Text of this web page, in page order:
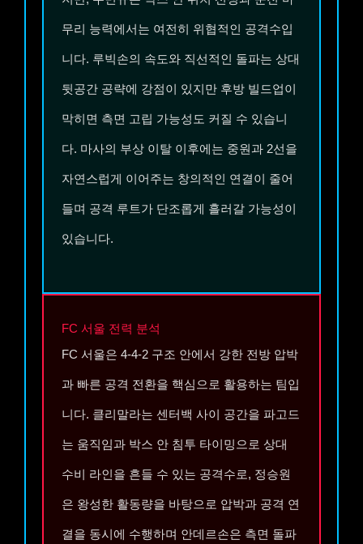
무리 능력에서는 여전히 위협적인 공격수입
니다. 루빅손의 속도와 직선적인 돌파는 상대
뒷공간 공략에 강점이 있지만 후방 빌드업이
막히면 측면 고립 가능성도 커질 수 있습니
다. 마사의 부상 이탈 이후에는 중원과 2선을
자연스럽게 이어주는 창의적인 연결이 줄어
들며 공격 루트가 단조롭게 흘러갈 가능성이
있습니다.
FC 서울 전력 분석
FC 서울은 4-4-2 구조 안에서 강한 전방 압박
과 빠른 공격 전환을 핵심으로 활용하는 팀입
니다. 클리말라는 센터백 사이 공간을 파고드
는 움직임과 박스 안 침투 타이밍으로 상대
수비 라인을 흔들 수 있는 공격수로, 정승원
은 왕성한 활동량을 바탕으로 압박과 공격 연
결을 동시에 수행하며 안데르손은 측면 돌파